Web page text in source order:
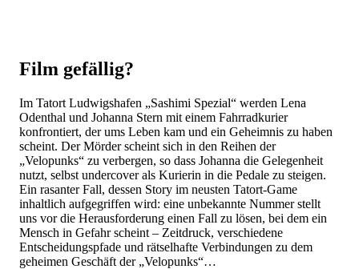
Film gefällig?
Im Tatort Ludwigshafen „Sashimi Spezial“ werden Lena
Odenthal und Johanna Stern mit einem Fahrradkurier
konfrontiert, der ums Leben kam und ein Geheimnis zu haben
scheint. Der Mörder scheint sich in den Reihen der
„Velopunks“ zu verbergen, so dass Johanna die Gelegenheit
nutzt, selbst undercover als Kurierin in die Pedale zu steigen.
Ein rasanter Fall, dessen Story im neusten Tatort-Game
inhaltlich aufgegriffen wird: eine unbekannte Nummer stellt
uns vor die Herausforderung einen Fall zu lösen, bei dem ein
Mensch in Gefahr scheint – Zeitdruck, verschiedene
Entscheidungspfade und rätselhafte Verbindungen zu dem
geheimen Geschäft der „Velopunks“…